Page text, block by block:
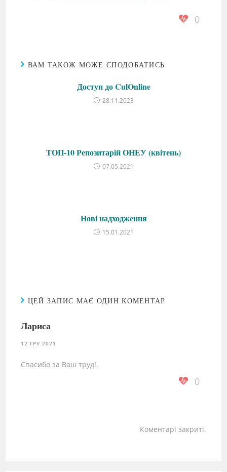
0
ВАМ ТАКОЖ МОЖЕ СПОДОБАТИСЬ
Доступ до CulOnline
28.11.2023
ТОП-10 Репозитарій ОНЕУ (квітень)
07.05.2021
Нові надходження
15.01.2021
ЦЕЙ ЗАПИС МАЄ ОДИН КОМЕНТАР
Лариса
12 ГРУ 2021
Спасибо за Ваш труд!.
0
Коментарі закриті.